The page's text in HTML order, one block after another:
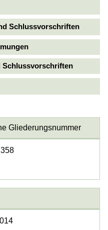
Schlussvorschriften
Schlussvorschriften
Gliederungsnummer